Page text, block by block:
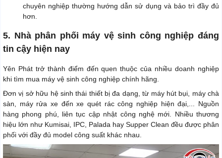
chuyên nghiệp thường hướng dẫn sử dụng và bảo trì đầy đủ
hơn.
5. Nhà phân phối máy vệ sinh công nghiệp đáng
tin cậy hiện nay
Yên Phát trở thành điểm đến quen thuộc của nhiều doanh nghiệp
khi tìm mua máy vệ sinh công nghiệp chính hãng.
Đơn vị sở hữu hệ sinh thái thiết bị đa dạng, từ máy hút bụi, máy chà
sàn, máy rửa xe đến xe quét rác công nghiệp hiện đại,... Nguồn
hàng phong phú, liên tục cập nhật công nghệ mới. Nhiều thương
hiệu lớn như Kumisai, IPC, Palada hay Supper Clean đều được phân
phối với đầy đủ model công suất khác nhau.